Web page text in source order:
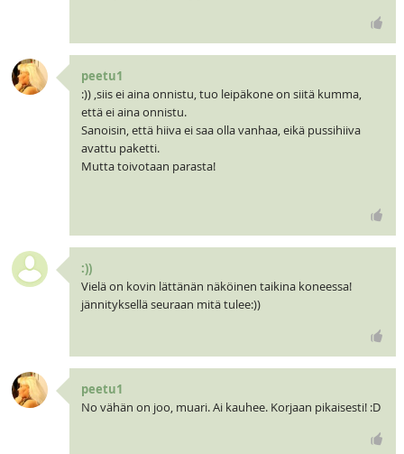
peetu1
:)) ,siis ei aina onnistu, tuo leipäkone on siitä kumma,
että ei aina onnistu.
Sanoisin, että hiiva ei saa olla vanhaa, eikä pussihiiva
avattu paketti.
Mutta toivotaan parasta!
:))
Vielä on kovin lättänän näköinen taikina koneessa!
jännityksellä seuraan mitä tulee:))
peetu1
No vähän on joo, muari. Ai kauhee. Korjaan pikaisesti! :D